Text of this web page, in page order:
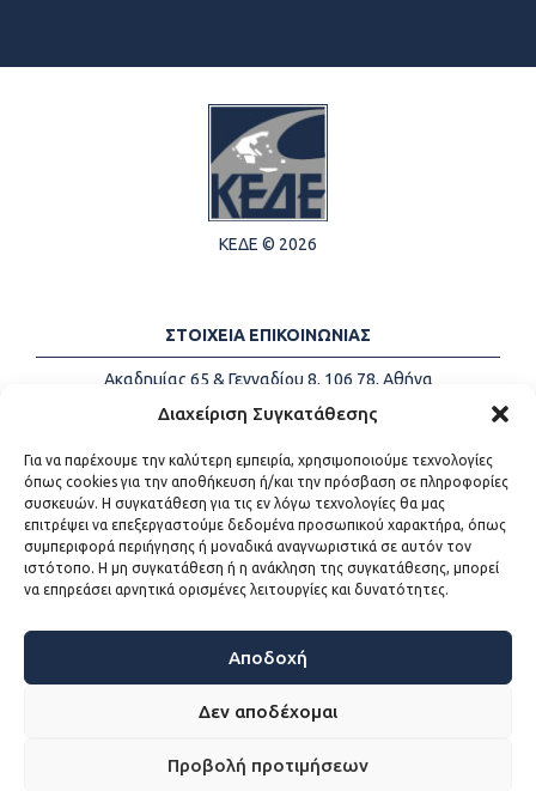
Διαχείριση Συγκατάθεσης
Για να παρέχουμε την καλύτερη εμπειρία, χρησιμοποιούμε τεχνολογίες
όπως cookies για την αποθήκευση ή/και την πρόσβαση σε πληροφορίες
συσκευών. Η συγκατάθεση για τις εν λόγω τεχνολογίες θα μας
επιτρέψει να επεξεργαστούμε δεδομένα προσωπικού χαρακτήρα, όπως
συμπεριφορά περιήγησης ή μοναδικά αναγνωριστικά σε αυτόν τον
ιστότοπο. Η μη συγκατάθεση ή η ανάκληση της συγκατάθεσης, μπορεί
να επηρεάσει αρνητικά ορισμένες λειτουργίες και δυνατότητες.
Αποδοχή
Δεν αποδέχομαι
Προβολή προτιμήσεων
ΚΕΔΕ © 2026
ΣΤΟΙΧΕΙΑ ΕΠΙΚΟΙΝΩΝΙΑΣ
Ακαδημίας 65 & Γενναδίου 8, 106 78, Αθήνα
Τηλέφωνα:
+30 213-2147500
Email:
info@kede.gr
ΧΡΗΣΙΜΟΙ ΣΥΝΔΕΣΜΟΙ
Η ΚΕΔΕ
Sitemap
Προσβασιμότητα
Όροι χρήσης
WEB DEVELOPMENT BY ΕΓΚΡΙΤΟΣ GROUP - ΣΥΝΕΡΓΑΣΙΑ Α.Ε.